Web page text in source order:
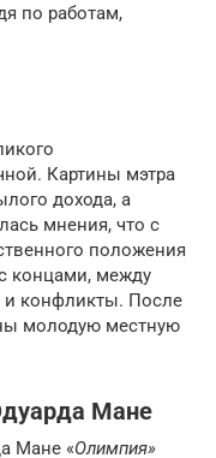
по работам,
Картины мэтра
дохода, а
мнения, что с
положения
концами, между
и конфликты. После
молодую местную
Мане
Мане «Олимпия»